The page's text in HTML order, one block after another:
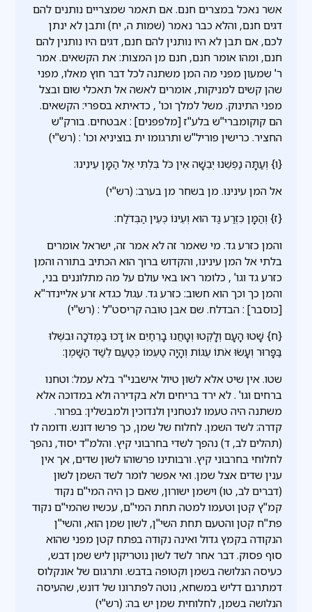
אשר נאכל במצרים חנם. אם תאמר שמצריים נותנים להם
דגים חנם, והלא כבר נאמר (שמות ה, יח) ותבן לא ינתן
לכם, אם תבן לא היו נותנין להם חנם, דגים היו נותנין להם
חנם, ומהו אומר חנם, חנם מן המצות: את הקשאים. אמר
ר' שמעון מפני מה המן משתנה לכל דבר חוץ מאלו, מפני
שהן קשים למניקות, אומרים לאשה אל תאכלי שום ובצל
מפני התינוק. משל למלך וכו' , כדאיתא בספרי: הקשאים.
הם קוקומברי''ש בלע''ז [מלפפנים] : אבטחים. בורק''ש
החציר. כרישין פוריל''ש ותרגומו ית בוציניא וכו' : (רש"י)
{ו} וְעַתָּה נַפְשֵׁנוּ יְבֵשָׁה אֵין כֹּל בִּלְתִּי אֶל הַמָּן עֵינֵינוּ:
אל המן עינינו. מן בשחר מן בערב: (רש"י)
{ז} וְהַמָּן כִּזְרַע גַּד הוּא וְעֵינוֹ כְּעֵין הַבְּדֹלַח:
והמן כזרע גד. מי שאמר זה לא אמר זה, ישראל אומרים
בלתי אל המן עינינו, והקדוש ברוך הוא הכתיב בתורה והמן
כזרע גד וגו' , כלומר ראו באי עולם על מה מתלוננים בני,
והמן כך וכך הוא חשוב: כזרע גד. עגול כגדא זרע אליינדר''א
[כוסבר] : הבדלח. שם אבן טובה קריסט''ל : (רש"י)
{ח} שָׁטוּ הָעָם וְלָקְטוּ וְטָחֲנוּ בָרֵחַיִם אוֹ דָכוּ בַּמְּדֹכָה וּבִשְּׁלוּ
בַּפָּרוּר וְעָשׂוּ אֹתוֹ עֻגוֹת וְהָיָה טַעְמוֹ כְּטַעַם לְשַׁד הַשָּׁמֶן:
שטו. אין שיט אלא לשון טיול אישבני''ר בלא עמל: וטחנו
ברחים וגו' . לא ירד בריחים ולא בקדירה ולא במדוכה אלא
משתנה היה טעמו לנטחנין ולנדוכין ולמבשלין: בפרור.
קדרה: לשד השמן. לחלוח של שמן, כך פרשו דונש. ודומה לו
(תהלים לב, ד) נהפך לשדי בחרבוני קיץ. והלמ''ד יסוד, נהפך
לחלוחי בחרבוני קיץ. ורבותינו פרשוהו לשון שדים, אך אין
ענין שדים אצל שמן. ואי אפשר לומר לשד השמן לשון
(דברים לב, טו) וישמן ישורון, שאם כן היה המי''ם נקוד
קמ''ץ קטן וטעמו למטה תחת המי''ם, עכשיו שהמי''ם נקוד
פת''ח קטן והטעם תחת השי''ן, לשון שמן הוא, והשי''ן
הנקודה בקמץ גדול ואינה נקודה בפתח קטן מפני שהוא
סוף פסוק. דבר אחר לשד לשון נוטריקון ליש שמן דבש,
כעיסה הנלושה בשמן וקטופה בדבש. ותרגום של אונקלוס
דמתרגם דליש במשחא, נוטה לפתרונו של דונש, שהעיסה
הנלושה בשמן, לחלוחית שמן יש בה: (רש"י)